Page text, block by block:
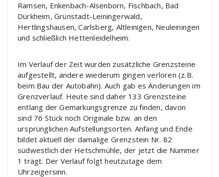
Ramsen, Enkenbach-Alsenborn, Fischbach, Bad
Dürkheim, Grünstadt-Leiningerwald,
Hertlingshausen, Carlsberg, Altleinigen, Neuleiningen
und schließlich Hettenleidelheim.
Im Verlauf der Zeit wurden zusätzliche Grenzsteine
aufgestellt, andere wiederum gingen verloren (z.B.
beim Bau der Autobahn). Auch gab es Änderungen im
Grenzverlauf. Heute sind daher 133 Grenzsteine
entlang der Gemarkungsgrenze zu finden, davon
sind 76 Stück noch Originale bzw. an den
ursprünglichen Aufstellungsorten. Anfang und Ende
bildet aktuell der damalige Grenzstein Nr. 82
südwestlich der Hetschmühle, der jetzt die Nummer
1 trägt. Der Verlauf folgt heutzutage dem
Uhrzeigersinn.